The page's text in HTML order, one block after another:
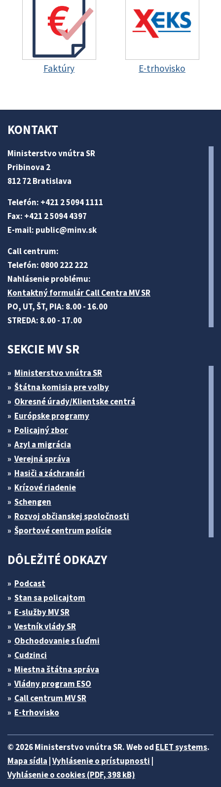
Faktúry E-trhovisko
KONTAKT
Ministerstvo vnútra SR
Pribinova 2
812 72 Bratislava
Telefón: +421 2 5094 1111
Fax: +421 2 5094 4397
E-mail: public@minv.sk
Call centrum:
Telefón: 0800 222 222
Nahlásenie problému:
Kontaktný formulár Call Centra MV SR
PO, UT, ŠT, PIA: 8.00 - 16.00
STREDA: 8.00 - 17.00
SEKCIE MV SR
Ministerstvo vnútra SR
Štátna komisia pre volby
Okresné úrady/Klientske centrá
Európske programy
Policajný zbor
Azyl a migrácia
Verejná správa
Hasiči a záchranári
Krízové riadenie
Schengen
Rozvoj občianskej spoločnosti
Športové centrum polície
DÔLEŽITÉ ODKAZY
Podcast
Stan sa policajtom
E-služby MV SR
Vestník vlády SR
Obchodovanie s ľuďmi
Cudzinci
Miestna štátna správa
Vládny program ESO
Call centrum MV SR
E-trhovisko
© 2026 Ministerstvo vnútra SR. Web od ELET systems.
Mapa sídla Vyhlásenie o prístupnosti
Vyhlásenie o cookies (PDF, 398 kB)